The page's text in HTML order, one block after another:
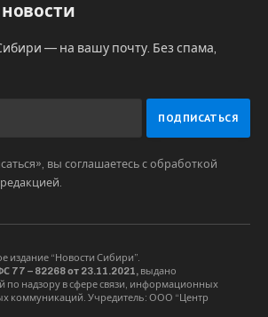
— на вашу почту. Без спама,
вы соглашаетесь с обработкой
редакцией.
издание “Новости Сибири”.
77 – 82268 от 23.11.2021, выдано
по надзору в сфере связи, информационных
коммуникаций. Учредитель: ООО “Центр